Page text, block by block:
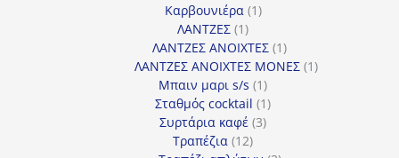
προϊόντα
Καρβουνιέρα 11
ΛΑΝΤΖΕΣ 11
προϊόν
ΛΑΝΤΖΕΣ ΑΝΟΙΧΤΕΣ 11
προϊόν
ΛΑΝΤΖΕΣ ΑΝΟΙΧΤΕΣ ΜΟΝΕΣ 11
Μπαιν μαρι s/s 11
προϊόν
Σταθμός cocktail 11
Συρτάρια καφέ 33
Τραπέζια 1212